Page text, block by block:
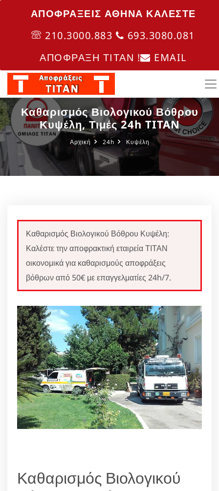
ΑΠΟΦΡΑΞΕΙΣ ΑΘΗΝΑ ΚΑΛΈΣΤΕ
210.3000.883
693.3080.081
ΑΠΟΦΡΑΞΗ ΤΙΤΑΝ !
EMAIL
Καθαρισμός Βιολογικού Βόθρου
Κυψέλη, Τιμές 24h TITAN
Αρχική 24h Κυψέλη
Καθαρισμός Βιολογικού Βόθρου Κυψέλη:
Καλέστε την αποφρακτική εταιρεία ΤΙΤΑΝ
οικονομικά για καθαρισμούς αποφράξεις
βόθρων από 50€ με επαγγελματίες 24h/7.
Καθαρισμός Βιολογικού